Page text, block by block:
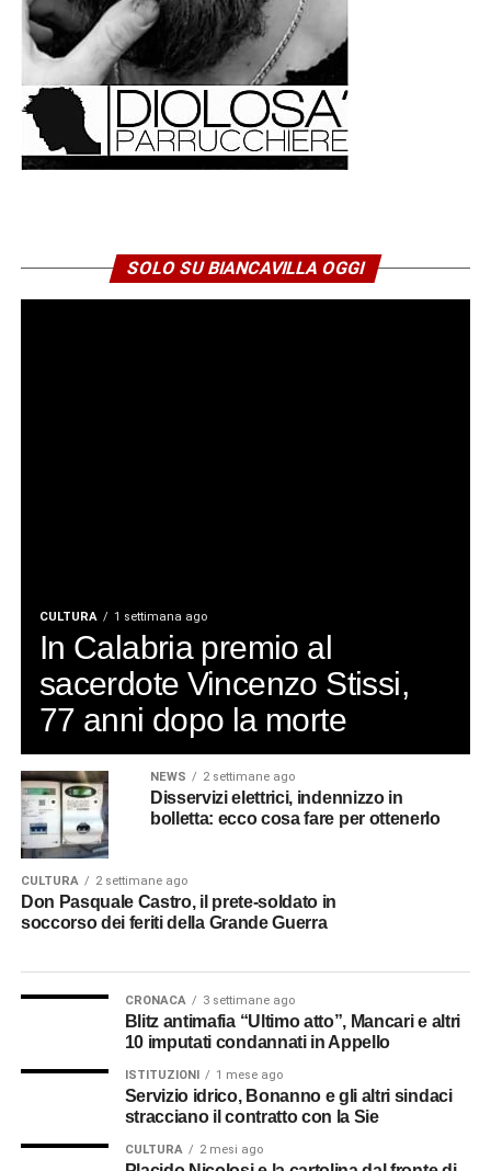
SOLO SU BIANCAVILLA OGGI
CULTURA 1 settimana ago
In Calabria premio al
sacerdote Vincenzo Stissi,
77 anni dopo la morte
NEWS 2 settimane ago
Disservizi elettrici, indennizzo in
bolletta: ecco cosa fare per ottenerlo
CULTURA 2 settimane ago
Don Pasquale Castro, il prete-soldato in
soccorso dei feriti della Grande Guerra
CRONACA 3 settimane ago
Blitz antimafia “Ultimo atto”, Mancari e altri
10 imputati condannati in Appello
ISTITUZIONI 1 mese ago
Servizio idrico, Bonanno e gli altri sindaci
stracciano il contratto con la Sie
CULTURA 2 mesi ago